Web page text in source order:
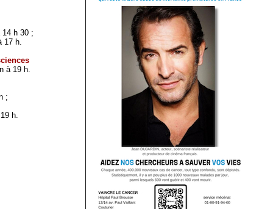
h 30 ;
17 h.
à 19 h.
;
h.